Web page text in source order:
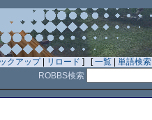
クアップ| リロード ] [一覧 |単語検索
ROBBS検索